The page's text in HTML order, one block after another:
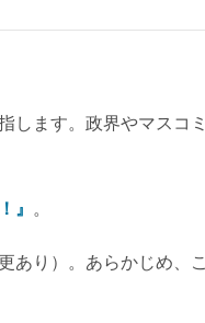
します。政界やマスコミ
』 。
あり）。あらかじめ、こ